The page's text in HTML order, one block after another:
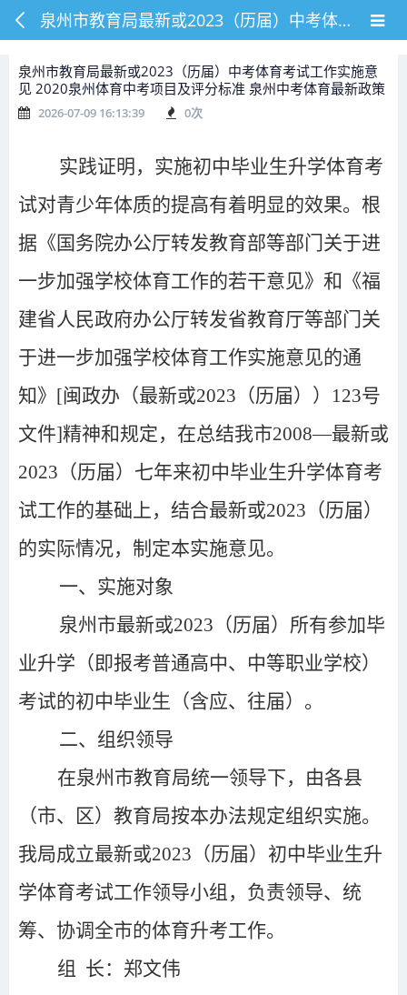
泉州市教育局最新或2023（历届）中考体育考试工作实施意见 2020泉州体育中考项目及评分标准 泉州中考体育最新政策
泉州市教育局最新或2023（历届）中考体育考试工作实施意
见 2020泉州体育中考项目及评分标准 泉州中考体育最新政策
2026-07-09 16:13:39 0次
实践证明，实施初中毕业生升学体育考
试对青少年体质的提高有着明显的效果。根
据《国务院办公厅转发教育部等部门关于进
一步加强学校体育工作的若干意见》 和 《福
建省人民政府办公厅转发省教育厅等部门关
于进一步加强学校体育工作实施意见的通
知》 [闽政办（最新或2023（历届））123号
文件]精神和规定， 在总结我市2008—最新或
2023（历届）七年来初中毕业生升学体育考
试工作的基础上，结合最新或2023（历届）
的实际情况，制定本实施意见。
一、实施对象
泉州市最新或2023（历届）所有参加毕
业升学（即报考普通高中、中等职业学校）
考试的初中毕业生（含应、往届）。
二、组织领导
在泉州市教育局统一领导下，由各县
（市、区）教育局按本办法规定组织实施。
我局成立最新或2023（历届）初中毕业生升
学体育考试工作领导小组，负责领导、统
筹、协调全市的体育升考工作。
组 长：郑文伟